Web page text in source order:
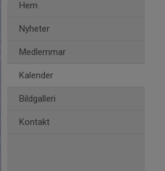
Hem
Nyheter
Medlemmar
Kalender
Bildgalleri
Kontakt